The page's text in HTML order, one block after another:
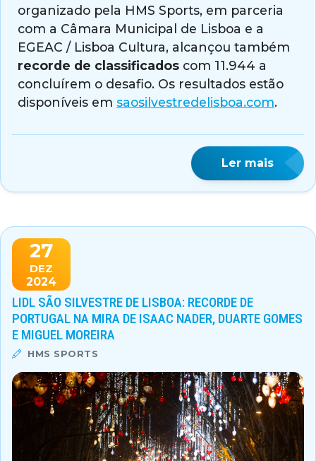
organizado pela HMS Sports, em parceria
com a Câmara Municipal de Lisboa e a
EGEAC / Lisboa Cultura, alcançou também
recorde de classificados com 11.944 a
concluírem o desafio. Os resultados estão
disponíveis em saosilvestredelisboa.com.
Ler mais
27
DEZ
2024
LIDL SÃO SILVESTRE DE LISBOA: RECORDE DE
PORTUGAL NA MIRA DE ISAAC NADER, DUARTE GOMES
E MIGUEL MOREIRA
HMS SPORTS